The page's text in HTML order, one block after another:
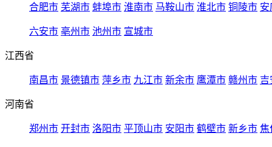
合肥市 芜湖市 蚌埠市 淮南市 马鞍山市 淮北市 铜陵市 安
六安市 亳州市 池州市 宣城市
江西省
南昌市 景德镇市 萍乡市 九江市 新余市 鹰潭市 赣州市 吉
河南省
郑州市 开封市 洛阳市 平顶山市 安阳市 鹤壁市 新乡市 焦